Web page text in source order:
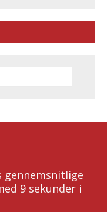
gennemsnitlige
9 sekunder i